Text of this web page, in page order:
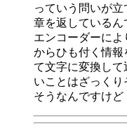
っていう問いが
章を返している
エンコーダーによ
からひも付く情報
て文字に変換して
いことはざっくり
そうなんですけ